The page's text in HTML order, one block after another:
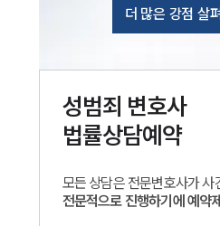
더 많은 강점 살
성범죄 변호사
법률상담예약
모든 상담은 전문변호사가 사
전문적으로 진행하기에 예약